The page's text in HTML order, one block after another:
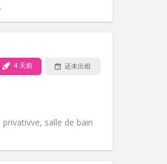
4 天前 还未出租
salle de bain